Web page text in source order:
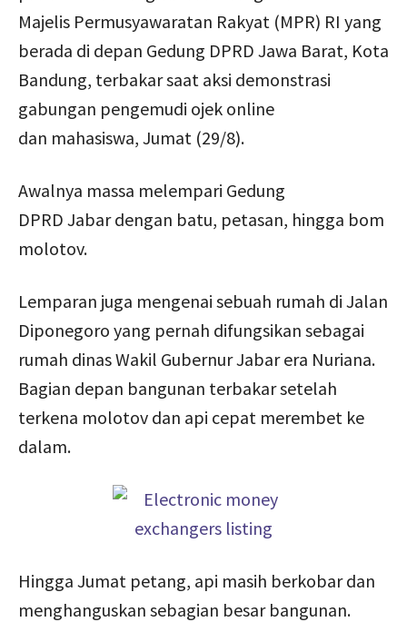
Majelis Permusyawaratan Rakyat (MPR) RI yang
berada di depan Gedung DPRD Jawa Barat, Kota
Bandung, terbakar saat aksi demonstrasi
gabungan pengemudi ojek online
dan mahasiswa, Jumat (29/8).
Awalnya massa melempari Gedung
DPRD Jabar dengan batu, petasan, hingga bom
molotov.
Lemparan juga mengenai sebuah rumah di Jalan
Diponegoro yang pernah difungsikan sebagai
rumah dinas Wakil Gubernur Jabar era Nuriana.
Bagian depan bangunan terbakar setelah
terkena molotov dan api cepat merembet ke
dalam.
Hingga Jumat petang, api masih berkobar dan
menghanguskan sebagian besar bangunan.